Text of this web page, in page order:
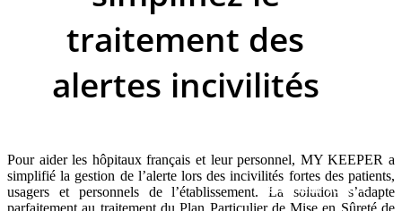
traitement des
alertes incivilités
Pour aider les hôpitaux français et leur personnel, MY KEEPER a
simplifié la gestion de l’alerte lors des incivilités fortes des patients,
usagers et personnels de l’établissement. La solution s’adapte
parfaitement au traitement du Plan Particulier de Mise en Sûreté de
Avertisseur sonore